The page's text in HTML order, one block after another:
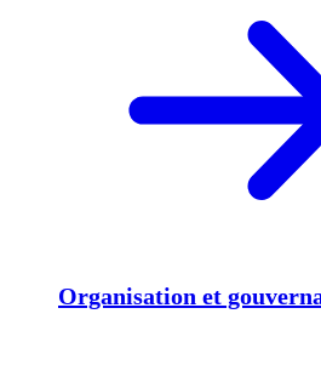
Organisation et